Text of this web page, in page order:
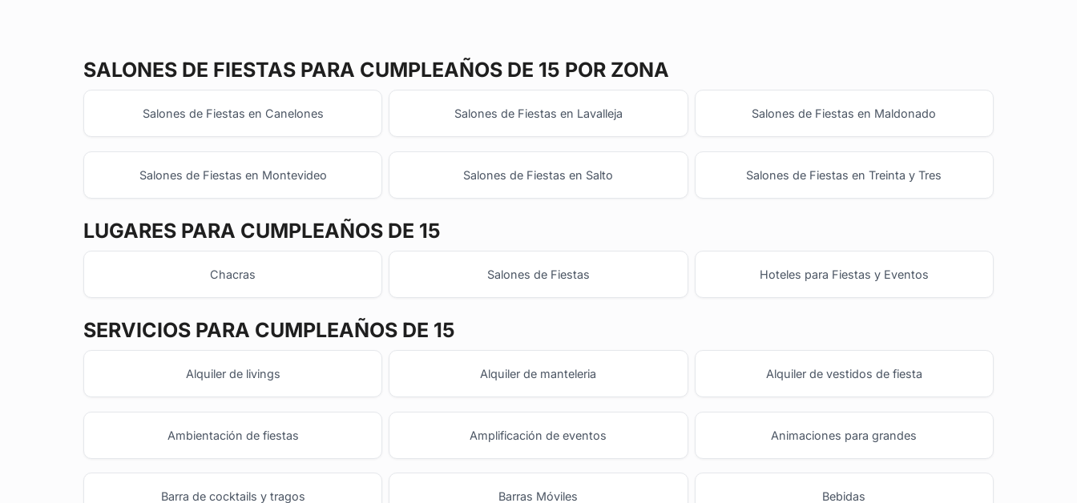
SALONES DE FIESTAS PARA CUMPLEAÑOS DE 15 POR ZONA
Salones de Fiestas en Canelones Salones de Fiestas en Lavalleja Salones de Fiestas en Maldonado
Salones de Fiestas en Montevideo Salones de Fiestas en Salto Salones de Fiestas en Treinta y Tres
LUGARES PARA CUMPLEAÑOS DE 15
Chacras Salones de Fiestas Hoteles para Fiestas y Eventos
SERVICIOS PARA CUMPLEAÑOS DE 15
Alquiler de livings Alquiler de manteleria Alquiler de vestidos de fiesta
Ambientación de fiestas Amplificación de eventos Animaciones para grandes
Barra de cocktails y tragos Barras Móviles Bebidas